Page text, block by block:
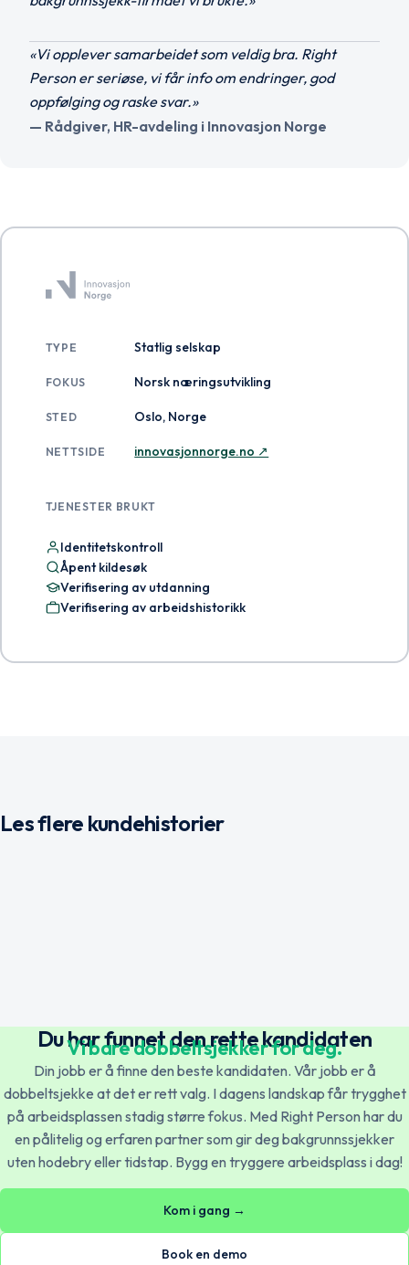
«Vi opplever samarbeidet som veldig bra. Right
Person er seriøse, vi får info om endringer, god
oppfølging og raske svar.»
— Rådgiver, HR-avdeling i Innovasjon Norge
TYPE Statlig selskap
FOKUS Norsk næringsutvikling
STED Oslo, Norge
NETTSIDE innovasjonnorge.no ↗
TJENESTER BRUKT
Identitetskontroll
Åpent kildesøk
Verifisering av utdanning
Verifisering av arbeidshistorikk
Les flere kundehistorier
Les mer →
Du har funnet den rette kandidaten
Vi bare dobbeltsjekker for deg.
Din jobb er å finne den beste kandidaten. Vår jobb er å
dobbeltsjekke at det er rett valg. I dagens landskap får trygghet
på arbeidsplassen stadig større fokus. Med Right Person har du
en pålitelig og erfaren partner som gir deg bakgrunnssjekker
uten hodebry eller tidstap. Bygg en tryggere arbeidsplass i dag!
Kom i gang →
Book en demo
Svenska English
Dansk English
English